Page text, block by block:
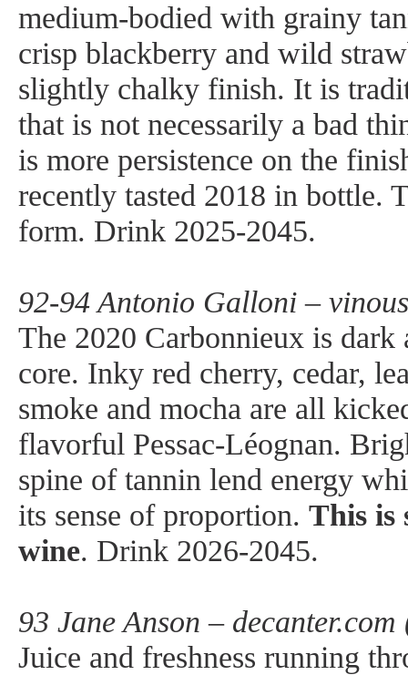
medium-bodied with grainy
crisp blackberry and wild
slightly chalky finish. It is
that is not necessarily a bad
is more persistence on the
recently tasted 2018 in bottle.
form. Drink 2025-2045.
92-94 Antonio Galloni –
The 2020 Carbonnieux is dark
core. Inky red cherry, cedar,
smoke and mocha are all
flavorful Pessac-Léognan.
spine of tannin lend energy
its sense of proportion. This is
wine. Drink 2026-2045.
93 Jane Anson –
Juice and freshness running